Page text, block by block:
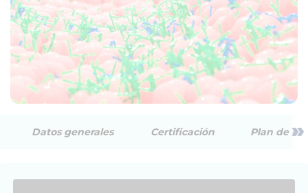
Datos generales Certificación Plan de »